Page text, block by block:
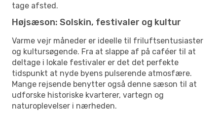
tage afsted.
Højsæson: Solskin, festivaler og kultur
Varme vejr måneder er ideelle til friluftsentusiaster
og kultursøgende. Fra at slappe af på caféer til at
deltage i lokale festivaler er det det perfekte
tidspunkt at nyde byens pulserende atmosfære.
Mange rejsende benytter også denne sæson til at
udforske historiske kvarterer, vartegn og
naturoplevelser i nærheden.